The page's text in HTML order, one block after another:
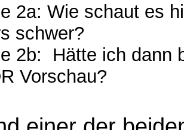
2a: Wie schaut es
schwer?
2b: Hätte ich dann
Vorschau?